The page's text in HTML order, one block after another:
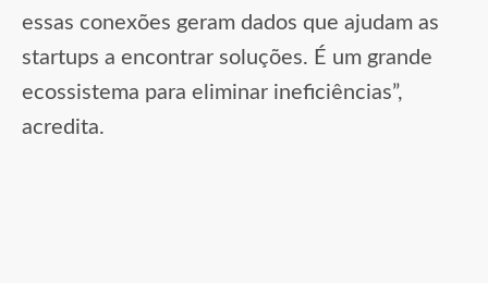
essas conexões geram dados que ajudam as
startups a encontrar soluções. É um grande
ecossistema para eliminar ineficiências”,
acredita.